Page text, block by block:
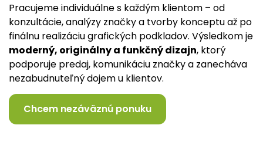
Pracujeme individuálne s každým klientom – od
konzultácie, analýzy značky a tvorby konceptu až po
finálnu realizáciu grafických podkladov. Výsledkom je
moderný, originálny a funkčný dizajn, ktorý
podporuje predaj, komunikáciu značky a zanecháva
nezabudnuteľný dojem u klientov.
Chcem nezáväznú ponuku